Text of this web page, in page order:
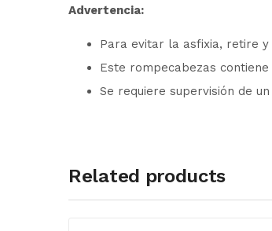
Advertencia:
Para evitar la asfixia, retire
Este rompecabezas contiene
Se requiere supervisión de
Related products